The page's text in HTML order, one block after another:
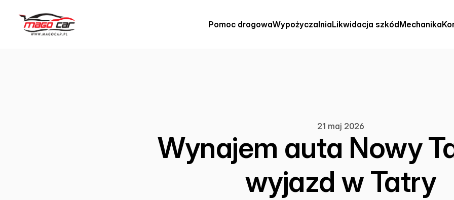
Pomoc drogowaWypożyczalniaLikwidacja szkódMechanika
21 maj 2026
Wynajem auta Nowy
wyjazd w Tatry